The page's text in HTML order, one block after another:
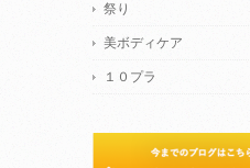
祭り
美ボディケア
１０プラ